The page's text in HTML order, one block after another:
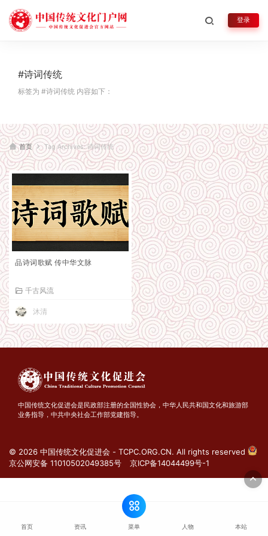
登录
#诗词传统
标签为 #诗词传统 内容如下：
首页 Tag Archives: 诗词传统
品诗词歌赋 传中华文脉
千古风流
沐清
中国传统文化促进会是民政部注册的全国性协会，中华人民共和国文化和旅游部
业务指导，中共中央社会工作部党建指导。
© 2026 中国传统文化促进会 - TCPC.ORG.CN. All rights reserved
京公网安备 11010502049385号
京ICP备14044499号-1
首页 资讯 菜单 人物 本站